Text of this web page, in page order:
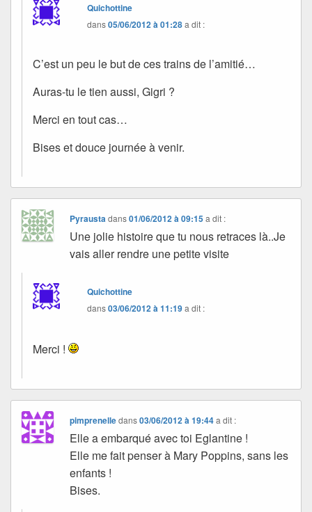
Quichottine
dans05/06/2012 à 01:28a dit :
C’est un peu le but de ces trains de l’amitié…
Auras-tu le tien aussi, Gigri ?
Merci en tout cas…
Bises et douce journée à venir.
Pyraustadans01/06/2012 à 09:15 a dit :
Une jolie histoire que tu nous retraces là..Je
vais aller rendre une petite visite
Quichottine
dans03/06/2012 à 11:19a dit :
Merci !
pimprenelledans03/06/2012 à 19:44 a dit :
Elle a embarqué avec toi Eglantine !
Elle me fait penser à Mary Poppins, sans les
enfants !
Bises.